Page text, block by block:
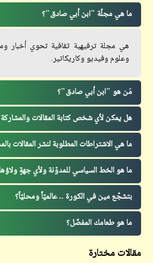
ما هي مجلّة "ابن أبي صادق"؟
هي مجلة ترفيهية ثقافية تحوي أخبار
وعلوم وفيديو وكاريكاتير.
مَن هو "ابن أبي صادق"؟
هل يمكن لأي شخص كتابة المقالات
ما هي الاشتراطات المطلوبة لنشر المقالات
ما هو الخط السياسي للمدوّنة ولأي جهةٍ
بتشجّع مين في الكورة .. عالميّاً ومحليّاً؟
ما هو طعامك المفضّل؟
مقالات مختارة